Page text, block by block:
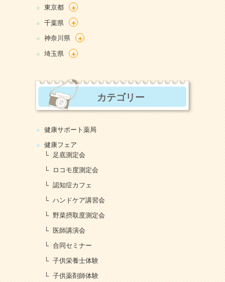
東京都 +
千葉県 +
神奈川県 +
埼玉県 +
カテゴリー
健康サポート薬局
健康フェア
足底測定会
ロコモ度測定会
認知症カフェ
ハンドケア講習会
野菜摂取度測定会
医師講演会
合同セミナー
子供栄養士体験
子供薬剤師体験